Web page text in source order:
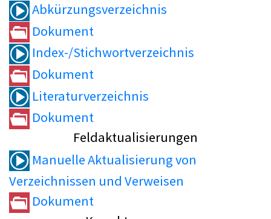
Abkürzungsverzeichnis
Dokument
Index-/Stichwortverzeichnis
Dokument
Literaturverzeichnis
Dokument
Feldaktualisierungen
Manuelle Aktualisierung von
Verzeichnissen und Verweisen
Dokument